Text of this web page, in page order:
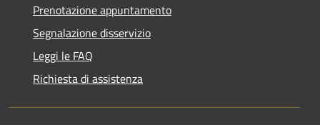
Prenotazione appuntamento
Segnalazione disservizio
Leggi le FAQ
Richiesta di assistenza